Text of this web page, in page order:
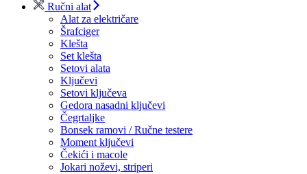
Ručni alat
Alat za električare
Šrafciger
Klešta
Set klešta
Setovi alata
Ključevi
Setovi ključeva
Gedora nasadni ključevi
Čegrtaljke
Bonsek ramovi / Ručne testere
Moment ključevi
Čekići i macole
Jokari noževi, striperi